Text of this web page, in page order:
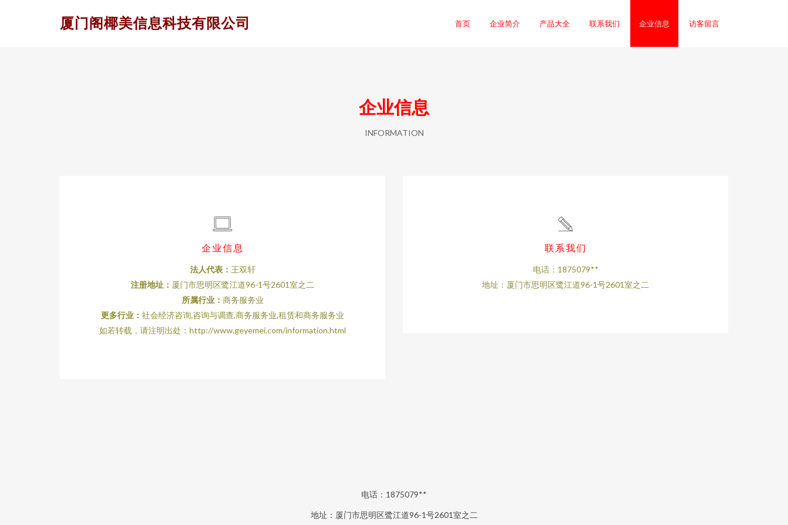
厦门阁椰美信息科技有限公司 首页 企业简介 产品大全 联系我们 企业信息 访客留言
企业信息
INFORMATION
企业信息
法人代表： 王双轩
注册地址： 厦门市思明区鹭江道96-1号2601室之二
所属行业： 商务服务业
更多行业： 社会经济咨询,咨询与调查,商务服务业,租赁和商务服务业
如若转载，请注明出处：http://www.geyemei.com/information.html
联系我们
电话：1875079**
地址：厦门市思明区鹭江道96-1号2601室之二
电话：1875079**
地址：厦门市思明区鹭江道96-1号2601室之二